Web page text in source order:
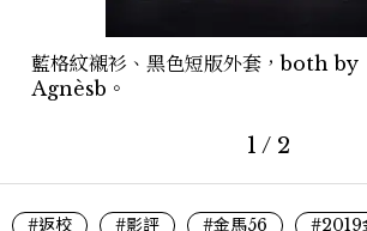
藍格紋襯衫、黑色短版外套，both by
Agnèsb。
1 / 2
#返校 #影評 #金馬56 #2019